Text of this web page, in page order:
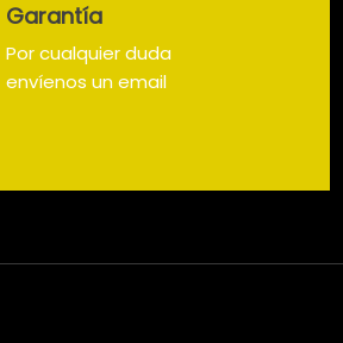
Garantía
Por cualquier duda
envíenos un email